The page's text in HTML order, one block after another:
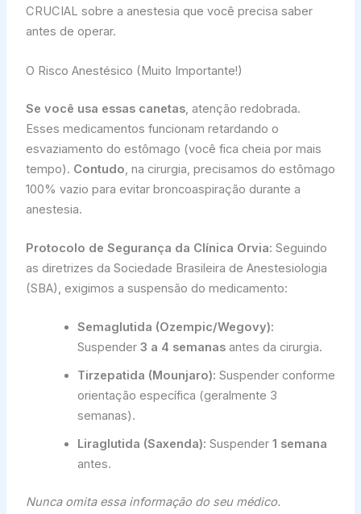
CRUCIAL sobre a anestesia que você precisa saber
antes de operar.
O Risco Anestésico (Muito Importante!)
Se você usa essas canetas, atenção redobrada.
Esses medicamentos funcionam retardando o
esvaziamento do estômago (você fica cheia por mais
tempo). Contudo , na cirurgia, precisamos do estômago
100% vazio para evitar broncoaspiração durante a
anestesia.
Protocolo de Segurança da Clínica Orvia: Seguindo
as diretrizes da Sociedade Brasileira de Anestesiologia
(SBA), exigimos a suspensão do medicamento:
Semaglutida (Ozempic/Wegovy):
Suspender 3 a 4 semanasantes da cirurgia.
Tirzepatida (Mounjaro): Suspender conforme
orientação específica (geralmente 3
semanas).
Liraglutida (Saxenda): Suspender 1 semana
antes.
Nunca omita essa informação do seu médico.